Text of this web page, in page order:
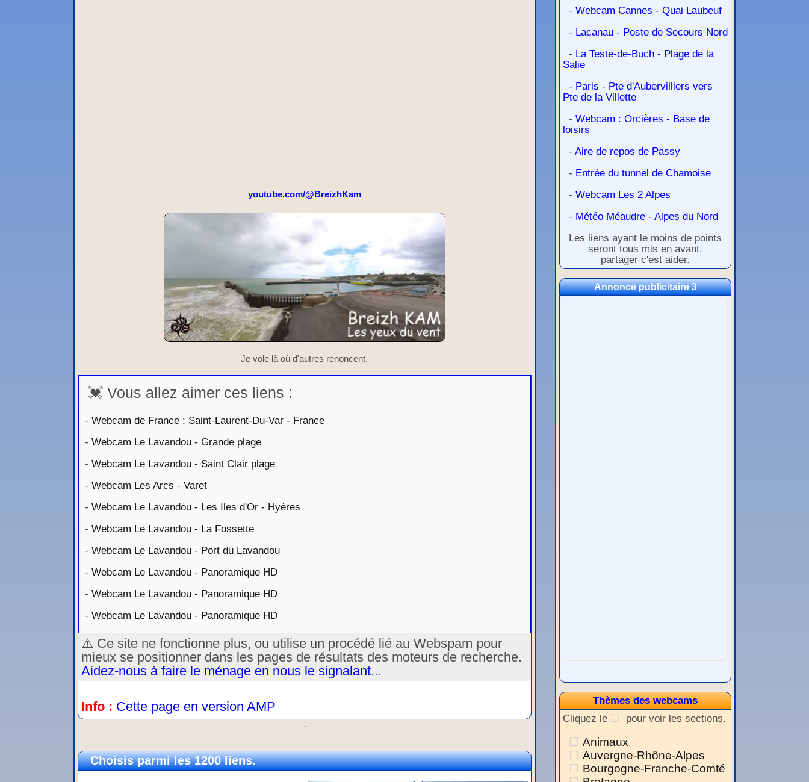
youtube.com/@BreizhKam
Je vole là où d'autres renoncent.
💓 Vous allez aimer ces liens :
- Webcam de France : Saint-Laurent-Du-Var - France
- Webcam Le Lavandou - Grande plage
- Webcam Le Lavandou - Saint Clair plage
- Webcam Les Arcs - Varet
- Webcam Le Lavandou - Les Iles d'Or - Hyères
- Webcam Le Lavandou - La Fossette
- Webcam Le Lavandou - Port du Lavandou
- Webcam Le Lavandou - Panoramique HD
- Webcam Le Lavandou - Panoramique HD
- Webcam Le Lavandou - Panoramique HD
⚠️ Ce site ne fonctionne plus, ou utilise un procédé lié au Webspam pour
mieux se positionner dans les pages de résultats des moteurs de recherche.
Aidez-nous à faire le ménage en nous le signalant...
Info : Cette page en version AMP
.
Choisis parmi les 1200 liens.
- Webcam Cannes - Quai Laubeuf
- Lacanau - Poste de Secours Nord
- La Teste-de-Buch - Plage de la
Salie
- Paris - Pte d'Aubervilliers vers
Pte de la Villette
- Webcam : Orcières - Base de
loisirs
- Aire de repos de Passy
- Entrée du tunnel de Chamoise
- Webcam Les 2 Alpes
- Météo Méaudre - Alpes du Nord
Les liens ayant le moins de points
seront tous mis en avant,
partager c'est aider.
Annonce publicitaire 3
Thèmes des webcams
Cliquez le
pour voir les sections.
Animaux
Auvergne-Rhône-Alpes
Bourgogne-Franche-Comté